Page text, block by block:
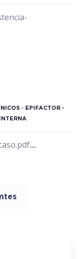
• EPIFACTOR •
...